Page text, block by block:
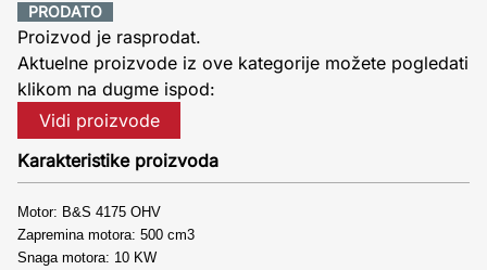
PRODATO
Proizvod je rasprodat.
Aktuelne proizvode iz ove kategorije možete pogledati
klikom na dugme ispod:
Vidi proizvode
Karakteristike proizvoda
Motor: B&S 4175 OHV
Zapremina motora: 500 cm3
Snaga motora: 10 KW